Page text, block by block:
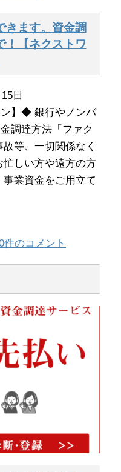
きます。資金調
！【ネクストワ
日
】◆ 銀行やノンバ
調達方法「ファク
等、一切関係なく
忙しい方や遠方の方
業資金をご用立て
件のコメント